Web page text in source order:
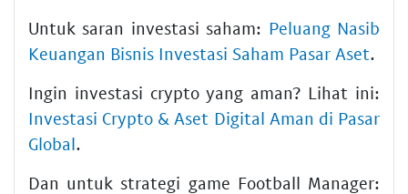
Untuk saran investasi saham: Peluang Nasib
Keuangan Bisnis Investasi Saham Pasar Aset.
Ingin investasi crypto yang aman? Lihat ini:
Investasi Crypto & Aset Digital Aman di Pasar
Global.
Dan untuk strategi game Football Manager: